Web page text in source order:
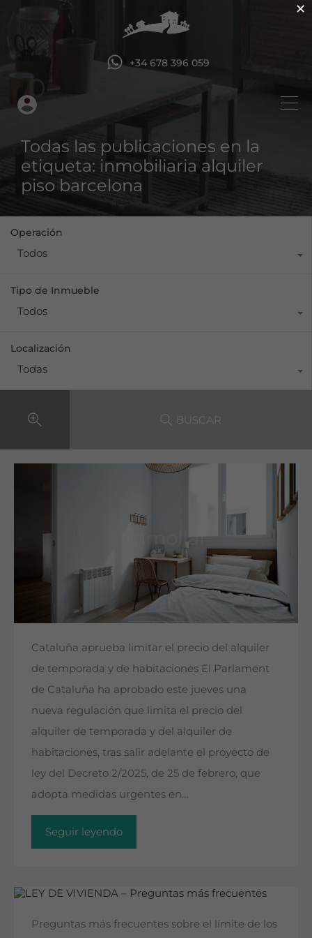
+34 678 396 059
Todas las publicaciones en la
etiqueta: inmobiliaria alquiler
piso barcelona
Operación
Todos
Tipo de Inmueble
Todos
Localización
Todas
BUSCAR
Cataluña aprueba limitar el precio del alquiler
de temporada y de habitaciones El Parlament
de Cataluña ha aprobado este jueves una
nueva regulación que limita el precio del
alquiler de temporada y del alquiler de
habitaciones, tras salir adelante el proyecto de
ley del Decreto 2/2025, de 25 de febrero, que
adopta medidas urgentes en…
Seguir leyendo
Preguntas más frecuentes sobre el límite de los
×